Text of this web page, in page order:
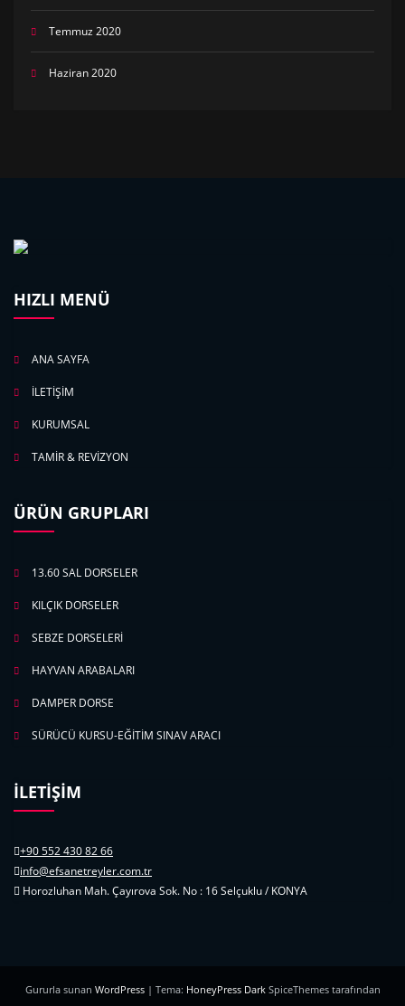
Temmuz 2020
Haziran 2020
HIZLI MENÜ
ANA SAYFA
İLETİŞİM
KURUMSAL
TAMİR & REVİZYON
ÜRÜN GRUPLARI
13.60 SAL DORSELER
KILÇIK DORSELER
SEBZE DORSELERİ
HAYVAN ARABALARI
DAMPER DORSE
SÜRÜCÜ KURSU-EĞİTİM SINAV ARACI
İLETİŞİM
+90 552 430 82 66
info@efsanetreyler.com.tr
Horozluhan Mah. Çayırova Sok. No : 16 Selçuklu / KONYA
Gururla sunan WordPress | Tema: HoneyPress DarkSpiceThemes tarafından